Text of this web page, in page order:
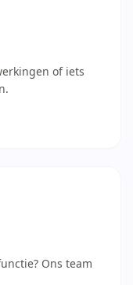
of iets
Ons team